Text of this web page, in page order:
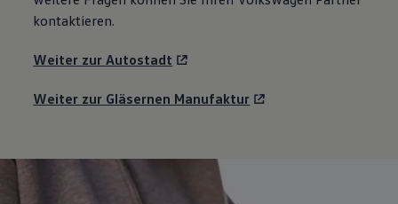
kontaktieren.
Weiter zur Autostadt
Weiter zur Gläsernen Manufaktur